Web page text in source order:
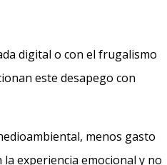
digital o con el frugalismo
este desapego con
menos gasto
experiencia emocional y no